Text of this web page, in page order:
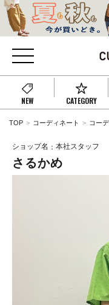
NEW CATEGORY
TOP コーディネート コー
ショップ名 本社スタッフ
さるかめ